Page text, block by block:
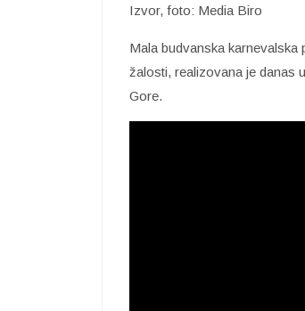
Izvor, foto: Media Biro
Mala budvanska
žalosti, realizovana je danas
Gore.